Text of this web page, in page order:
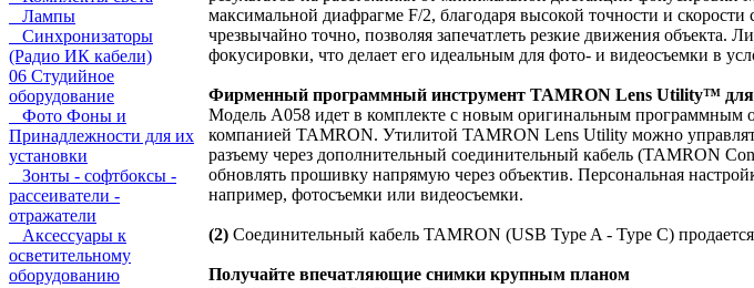
Лампы
Синхронизаторы
(Радио ИК кабели)
06 Студийное
оборудование
Фото Фоны и
Принадлежности для их
установки
Зонты - софтбоксы -
рассеиватели -
отражатели
Аксессуары к
осветительному
оборудованию
максимальной диафрагме F/2, благодаря высокой точности и
чрезвычайно точно, позволяя запечатлеть резкие движения
фокусировки, что делает его идеальным для фото- и видеосъемки в
Фирменный программный инструмент TAMRON Lens Utility™ для
Модель A058 идет в комплекте с новым оригинальным программным
компанией TAMRON. Утилитой TAMRON Lens Utility можно
разъему через дополнительный соединительный кабель (TAMRON
обновлять прошивку напрямую через объектив. Персональная
например, фотосъемки или видеосъемки.
(2) Соединительный кабель TAMRON (USB Type A - Type C)
Получайте впечатляющие снимки крупным планом